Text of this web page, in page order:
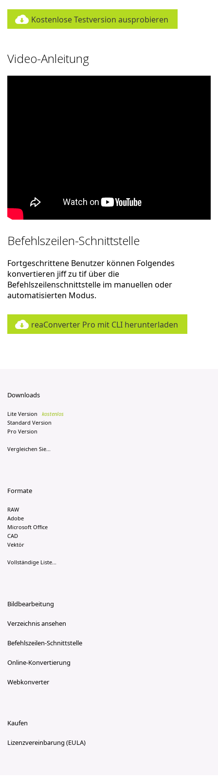
Kostenlose Testversion ausprobieren
Video-Anleitung
Befehlszeilen-Schnittstelle
Fortgeschrittene Benutzer können Folgendes
konvertieren jiff zu tif über die
Befehlszeilenschnittstelle im manuellen oder
automatisierten Modus.
reaConverter Pro mit CLI herunterladen
Downloads
Lite Version
kostenlos
Standard Version
Pro Version
Vergleichen Sie...
Formate
RAW
Adobe
Microsoft Office
CAD
Vektör
Vollständige Liste...
Bildbearbeitung
Verzeichnis ansehen
Befehlszeilen-Schnittstelle
Online-Konvertierung
Webkonverter
Kaufen
Lizenzvereinbarung (EULA)